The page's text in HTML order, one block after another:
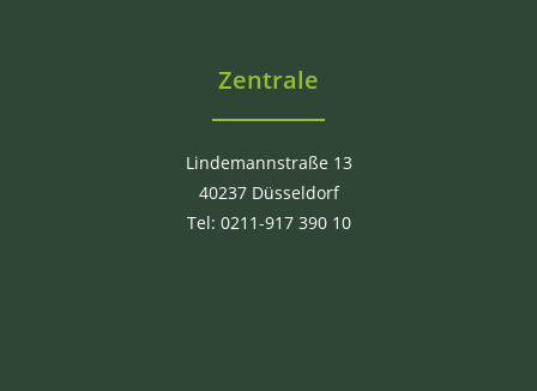
Zentrale
Lindemannstraße 13
40237 Düsseldorf
Tel: 0211-917 390 10